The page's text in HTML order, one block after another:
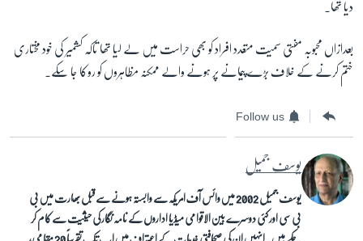
دیا تھا۔
بعدازاں محبوبہ مفتی سمیت متعدد افراد کو بھی حراست میں لے لیا تھا تاکہ کشمیر کی خود مختاری
ختم کرنے کے خلاف بڑے پیمانے پر ہونے والے ممکنہ مظاہروں کو روکا جا سکے۔
Follow us
یوسف جمیل
یوسف جمیل 2002 میں وائس آف امریکہ سے وابستہ ہونے سے قبل بھارت میں بی
بی سی اور کئی دوسرے بین الاقوامی میڈیا اداروں کے نامہ نگار کی حیثیت سے کام کر
چکے ہیں۔ انہیں ان کی صحافتی خدمات کے اعتراف میں اب تک تقریباً 20 مقامی،